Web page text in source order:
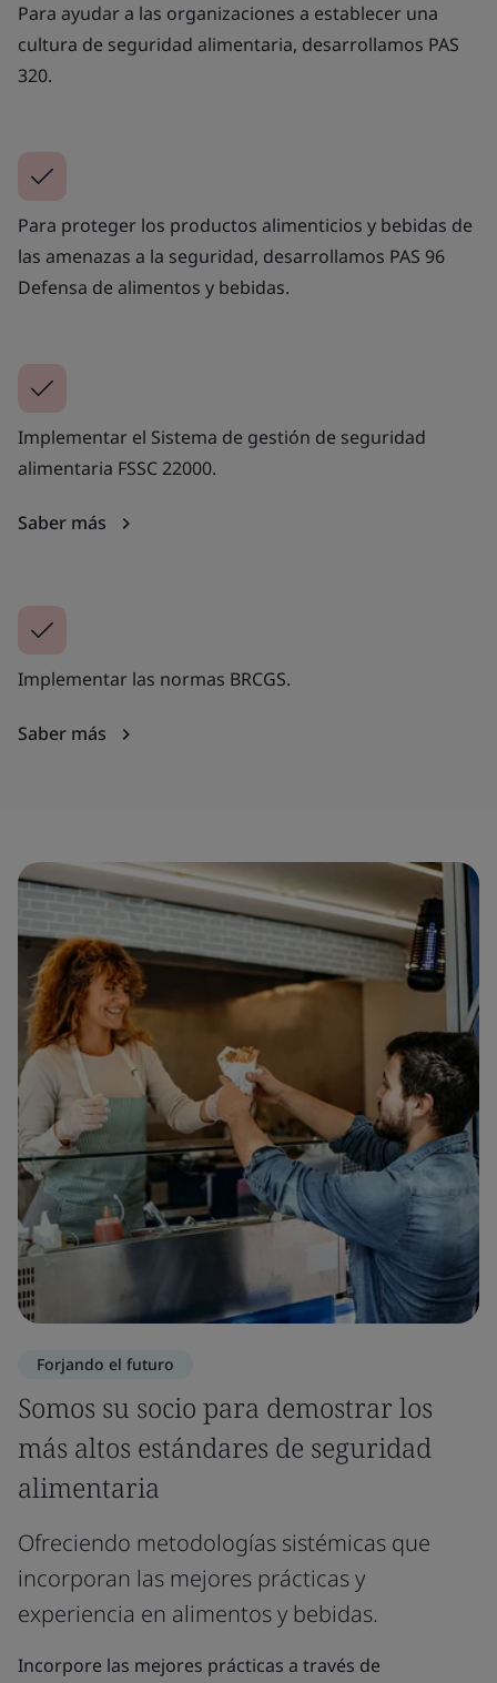
Para ayudar a las organizaciones a establecer una
cultura de seguridad alimentaria, desarrollamos PAS
320.
Para proteger los productos alimenticios y bebidas de
las amenazas a la seguridad, desarrollamos PAS 96
Defensa de alimentos y bebidas.
Implementar el Sistema de gestión de seguridad
alimentaria FSSC 22000.
Saber más
Implementar las normas BRCGS.
Saber más
Forjando el futuro
Somos su socio para demostrar los
más altos estándares de seguridad
alimentaria
Ofreciendo metodologías sistémicas que
incorporan las mejores prácticas y
experiencia en alimentos y bebidas.
Incorpore las mejores prácticas a través de